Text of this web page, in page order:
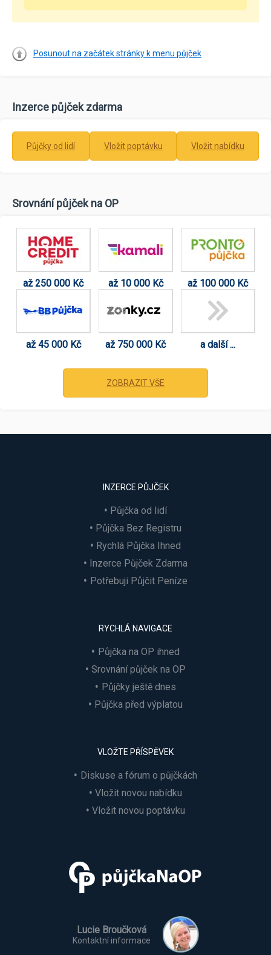
Posunout na začátek stránky k menu půjček
Inzerce půjček zdarma
Půjčky od lidí Vložit poptávku Vložit nabídku
Srovnání půjček na OP
až 250 000 Kč až 10 000 Kč až 100 000 Kč
až 45 000 Kč až 750 000 Kč a další ...
ZOBRAZIT VŠE
INZERCE PŮJČEK
Půjčka od lidí
Půjčka Bez Registru
Rychlá Půjčka Ihned
Inzerce Půjček Zdarma
Potřebuji Půjčit Peníze
RYCHLÁ NAVIGACE
Půjčka na OP ihned
Srovnání půjček na OP
Půjčky ještě dnes
Půjčka před výplatou
VLOŽTE PŘÍSPĚVEK
Diskuse a fórum o půjčkách
Vložit novou nabídku
Vložit novou poptávku
Lucie Broučková
Kontaktní informace